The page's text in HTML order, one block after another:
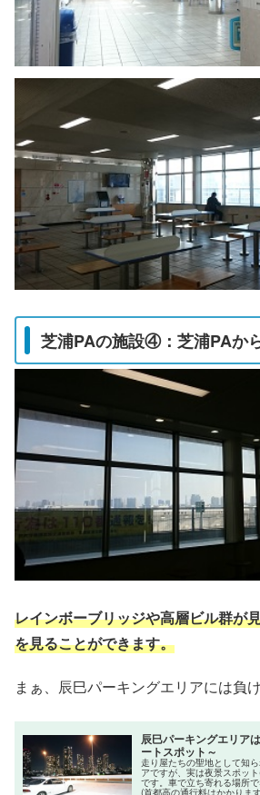
芝浦PAの施設④：芝浦PAか
レインボーブリッジや高層ビル群が
を見ることができます。
まぁ、辰巳パーキングエリアには負
辰巳パーキングエリア
ートスポット～
走り屋たちの聖地として知
アですが、実は夜景スポッ
です。車で立ち寄れる場所
(首都高の通行料はかかりま